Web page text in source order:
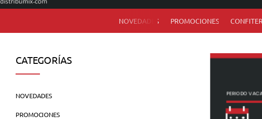
NOVEDADES PROMOCIONES
CATEGORÍAS
NOVEDADES
PROMOCIONES